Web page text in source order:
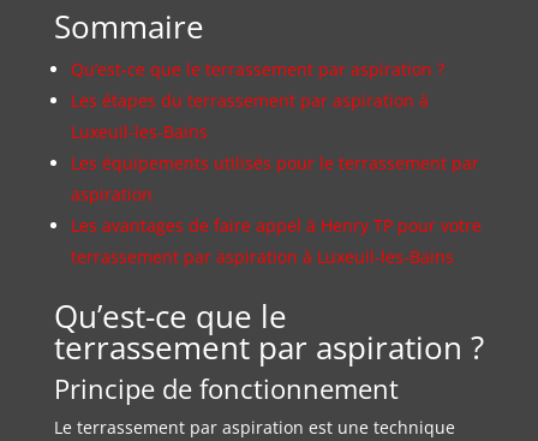
Sommaire
Qu’est-ce que le terrassement par aspiration ?
Les étapes du terrassement par aspiration à
Luxeuil-les-Bains
Les équipements utilisés pour le terrassement par
aspiration
Les avantages de faire appel à Henry TP pour votre
terrassement par aspiration à Luxeuil-les-Bains
Qu’est-ce que le
terrassement par aspiration ?
Principe de fonctionnement
Le terrassement par aspiration est une technique